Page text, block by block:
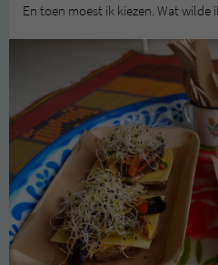
En toen moest ik kiezen. Wat wilde